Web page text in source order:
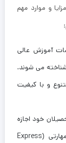
و موارد مهم
آموزش عالی
شناخته می ‌شوند.
و با کیفیت
خود اجازه
مهاجرت دائمی با اختصاص امتیازهای مهارتی (Express